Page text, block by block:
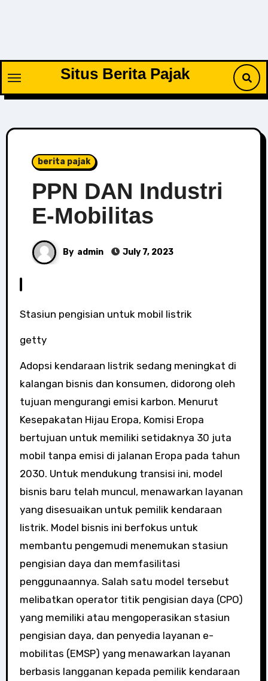
Situs Berita Pajak
berita pajak
PPN DAN Industri
E-Mobilitas
By admin July 7, 2023
Stasiun pengisian untuk mobil listrik
getty
Adopsi kendaraan listrik sedang meningkat di
kalangan bisnis dan konsumen, didorong oleh
tujuan mengurangi emisi karbon. Menurut
Kesepakatan Hijau Eropa, Komisi Eropa
bertujuan untuk memiliki setidaknya 30 juta
mobil tanpa emisi di jalanan Eropa pada tahun
2030. Untuk mendukung transisi ini, model
bisnis baru telah muncul, menawarkan layanan
yang disesuaikan untuk pemilik kendaraan
listrik. Model bisnis ini berfokus untuk
membantu pengemudi menemukan stasiun
pengisian daya dan memfasilitasi
penggunaannya. Salah satu model tersebut
melibatkan operator titik pengisian daya (CPO)
yang memiliki atau mengoperasikan stasiun
pengisian daya, dan penyedia layanan e-
mobilitas (EMSP) yang menawarkan layanan
berbasis langganan kepada pemilik kendaraan